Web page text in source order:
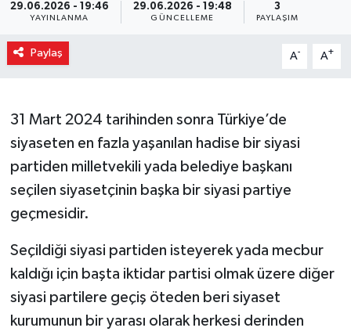
29.06.2026 - 19:46
YAYINLANMA
29.06.2026 - 19:48
GÜNCELLEME
3
PAYLAŞIM
Paylaş A- A+
31 Mart 2024 tarihinden sonra Türkiye’de
siyaseten en fazla yaşanılan hadise bir siyasi
partiden milletvekili yada belediye başkanı
seçilen siyasetçinin başka bir siyasi partiye
geçmesidir.
Seçildiği siyasi partiden isteyerek yada mecbur
kaldığı için başta iktidar partisi olmak üzere diğer
siyasi partilere geçiş öteden beri siyaset
kurumunun bir yarası olarak herkesi derinden